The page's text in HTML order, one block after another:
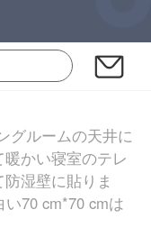
グルームの天井に
かい寝室のテレ
湿壁に貼りま
70 cm*70 cmは